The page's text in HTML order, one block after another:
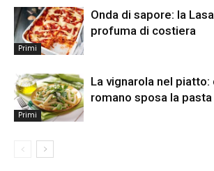
Primi
Onda di sapore: la
profuma di costiera
Primi
La vignarola nel piatto:
romano sposa la pasta